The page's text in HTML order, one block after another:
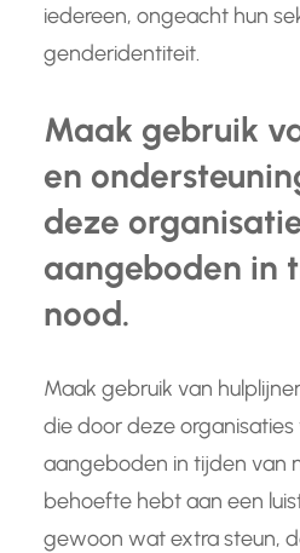
iedereen, ongeacht hun
genderidentiteit.
Maak gebruik
en
deze
aangeboden in
nood.
Maak gebruik van
die door deze
aangeboden in tijden van
behoefte hebt aan een
gewoon wat extra steun,